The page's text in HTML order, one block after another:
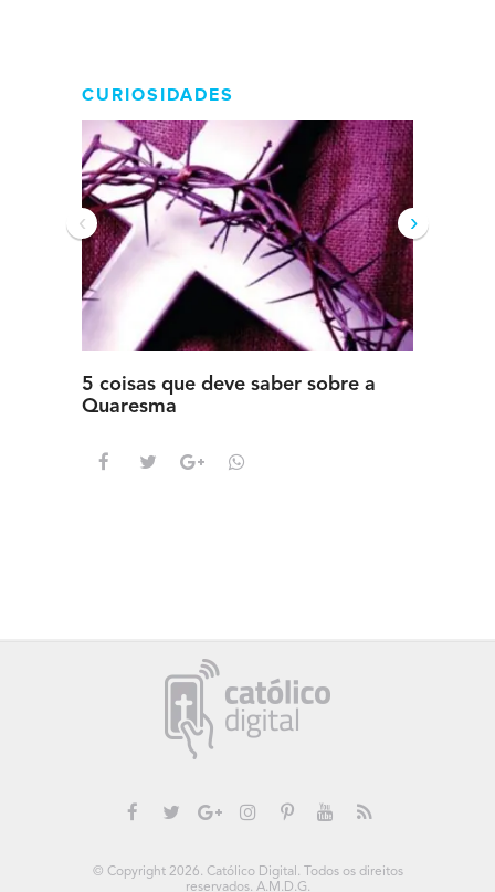
CURIOSIDADES
5 coisas que deve saber sobre a
Quaresma
‹ ›
© Copyright 2026. Católico Digital. Todos os direitos
reservados. A.M.D.G.